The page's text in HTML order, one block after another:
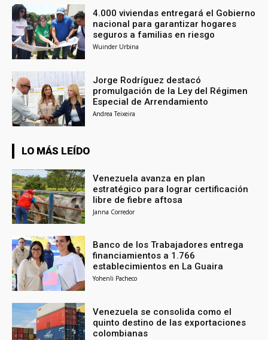
4.000 viviendas entregará el Gobierno
nacional para garantizar hogares
seguros a familias en riesgo
Wuinder Urbina
Jorge Rodríguez destacó
promulgación de la Ley del Régimen
Especial de Arrendamiento
Andrea Teixeira
LO MÁS LEÍDO
Venezuela avanza en plan
estratégico para lograr certificación
libre de fiebre aftosa
Janna Corredor
Banco de los Trabajadores entrega
financiamientos a 1.766
establecimientos en La Guaira
Yohenli Pacheco
Venezuela se consolida como el
quinto destino de las exportaciones
colombianas